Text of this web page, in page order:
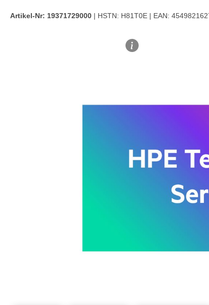
Artikel-Nr: 19371729000 | HSTN: H81T0E | EAN: